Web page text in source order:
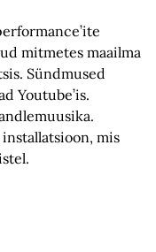
mitmetes maailma
Sündmused
Youtube’is.
mis